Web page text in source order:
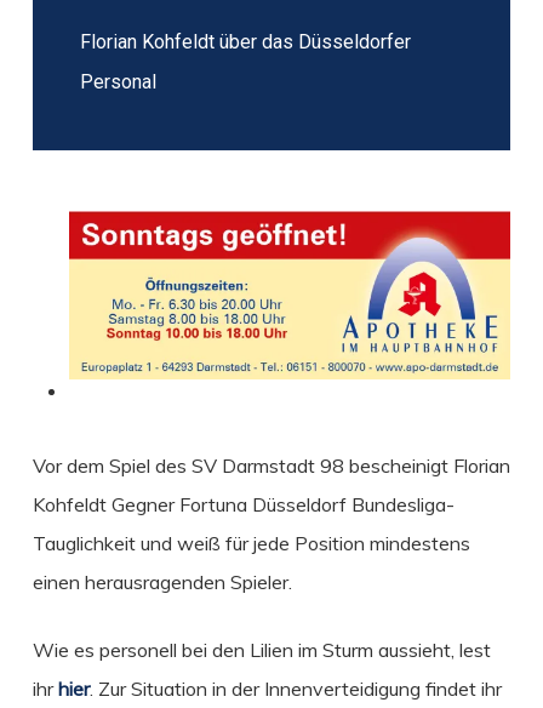
Florian Kohfeldt über das Düsseldorfer
Personal
Vor dem Spiel des SV Darmstadt 98 bescheinigt Florian
Kohfeldt Gegner Fortuna Düsseldorf Bundesliga-
Tauglichkeit und weiß für jede Position mindestens
einen herausragenden Spieler.
Wie es personell bei den Lilien im Sturm aussieht, lest
ihrhier. Zur Situation in der Innenverteidigung findet ihr